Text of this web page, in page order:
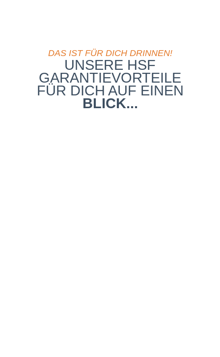
DAS IST FÜR DICH DRINNEN!
UNSERE HSF
GARANTIEVORTEILE
FÜR DICH AUF EINEN
BLICK...